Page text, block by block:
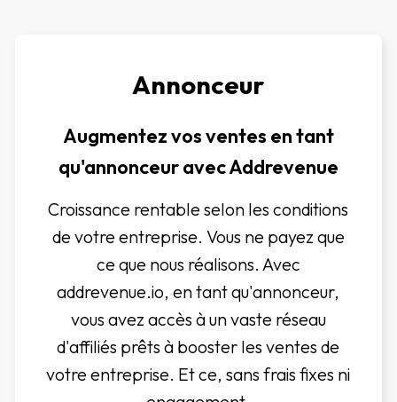
Annonceur
Augmentez vos ventes en tant
qu'annonceur avec Addrevenue
Croissance rentable selon les conditions
de votre entreprise. Vous ne payez que
ce que nous réalisons. Avec
addrevenue.io, en tant qu'annonceur,
vous avez accès à un vaste réseau
d'affiliés prêts à booster les ventes de
votre entreprise. Et ce, sans frais fixes ni